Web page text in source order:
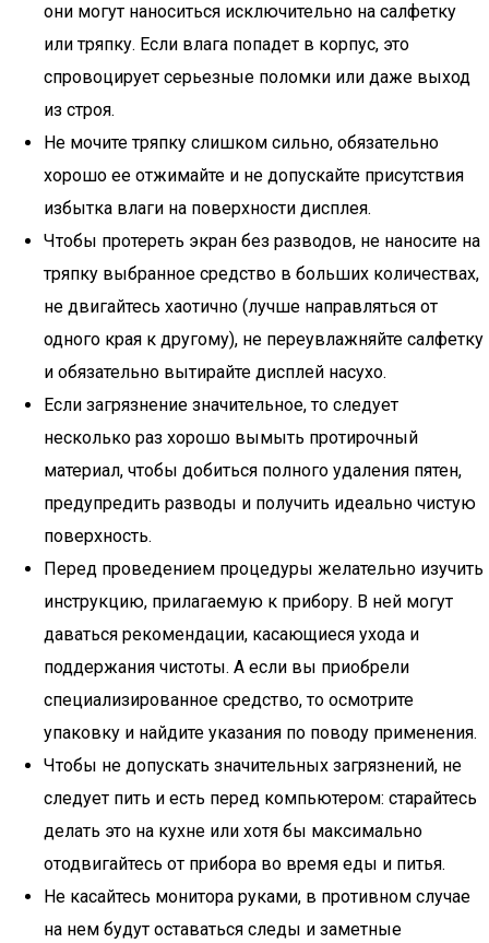
они могут наноситься исключительно на салфетку
или тряпку. Если влага попадет в корпус, это
спровоцирует серьезные поломки или даже выход
из строя.
Не мочите тряпку слишком сильно, обязательно
хорошо ее отжимайте и не допускайте присутствия
избытка влаги на поверхности дисплея.
Чтобы протереть экран без разводов, не наносите на
тряпку выбранное средство в больших количествах,
не двигайтесь хаотично (лучше направляться от
одного края к другому), не переувлажняйте салфетку
и обязательно вытирайте дисплей насухо.
Если загрязнение значительное, то следует
несколько раз хорошо вымыть протирочный
материал, чтобы добиться полного удаления пятен,
предупредить разводы и получить идеально чистую
поверхность.
Перед проведением процедуры желательно изучить
инструкцию, прилагаемую к прибору. В ней могут
даваться рекомендации, касающиеся ухода и
поддержания чистоты. А если вы приобрели
специализированное средство, то осмотрите
упаковку и найдите указания по поводу применения.
Чтобы не допускать значительных загрязнений, не
следует пить и есть перед компьютером: старайтесь
делать это на кухне или хотя бы максимально
отодвигайтесь от прибора во время еды и питья.
Не касайтесь монитора руками, в противном случае
на нем будут оставаться следы и заметные